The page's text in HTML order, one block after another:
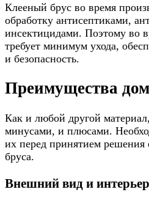
Клееный брус во время
обработку антисептиками,
инсектицидами. Поэтому во
требует минимум ухода,
и безопасность.
Преимущества
Как и любой другой
минусами, и плюсами.
их перед принятием решения
бруса.
Внешний вид и интерьер